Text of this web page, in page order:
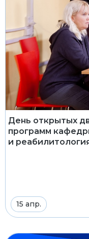
День открытых
программ
и
15 апр.